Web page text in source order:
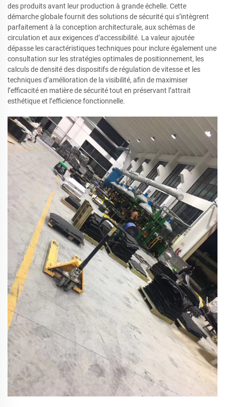
des produits avant leur production à grande échelle. Cette
démarche globale fournit des solutions de sécurité qui s’intègrent
parfaitement à la conception architecturale, aux schémas de
circulation et aux exigences d’accessibilité. La valeur ajoutée
dépasse les caractéristiques techniques pour inclure également une
consultation sur les stratégies optimales de positionnement, les
calculs de densité des dispositifs de régulation de vitesse et les
techniques d’amélioration de la visibilité, afin de maximiser
l’efficacité en matière de sécurité tout en préservant l’attrait
esthétique et l’efficience fonctionnelle.